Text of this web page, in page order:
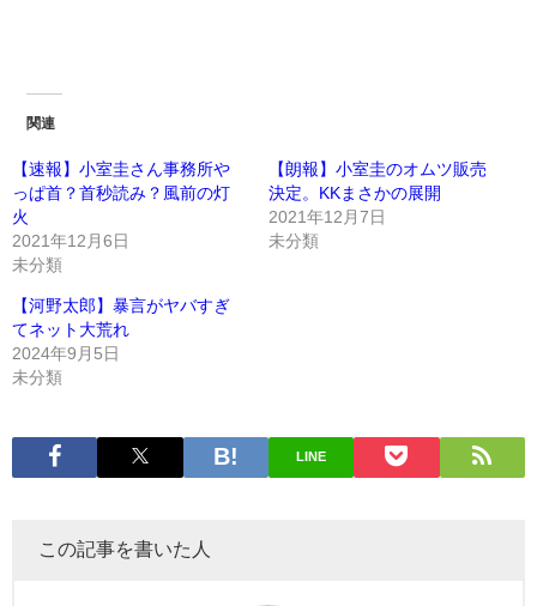
関連
【速報】小室圭さん事務所や
っぱ首？首秒読み？風前の灯
火
2021年12月6日
未分類
【朗報】小室圭のオムツ販売
決定。KKまさかの展開
2021年12月7日
未分類
【河野太郎】暴言がヤバすぎ
てネット大荒れ
2024年9月5日
未分類
LINE
この記事を書いた人